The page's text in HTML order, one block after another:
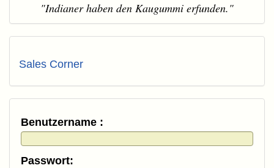
"Indianer haben den Kaugummi erfunden."
Sales Corner
Benutzername :
Passwort: